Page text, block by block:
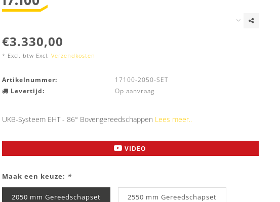
€3.330,00
* Excl. btw Excl. Verzendkosten
Artikelnummer:
17100-2050-SET
Levertijd:
Op aanvraag
UKB-Systeem EHT - 86° Bovengereedschappen Lees meer..
VIDEO
Maak een keuze: *
2050 mm Gereedschapset 2550 mm Gereedschapset